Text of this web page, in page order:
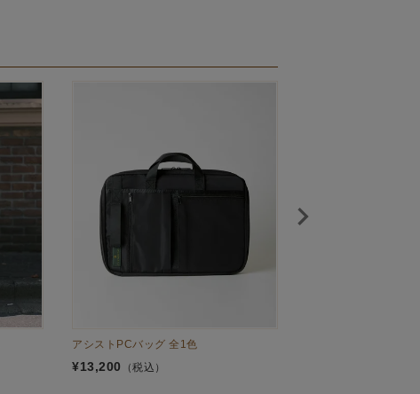
アシストPCバッグ 全1色
¥13,200 （税込）